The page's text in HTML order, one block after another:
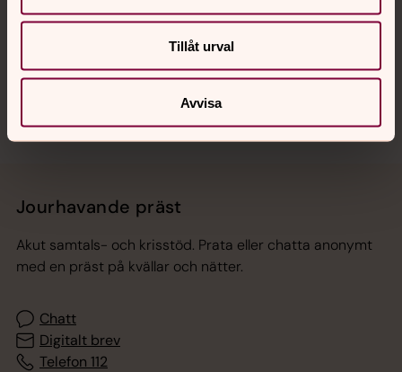
Tillåt urval
Avvisa
Sociala kanaler
Jourhavande präst
Akut samtals- och krisstöd. Prata eller chatta anonymt
med en präst på kvällar och nätter.
Chatt
Digitalt brev
Telefon 112